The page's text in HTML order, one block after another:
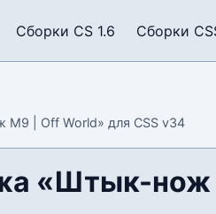
Сборки CS 1.6 Сборки
| Off World» для CSS v34
«Штык-нож